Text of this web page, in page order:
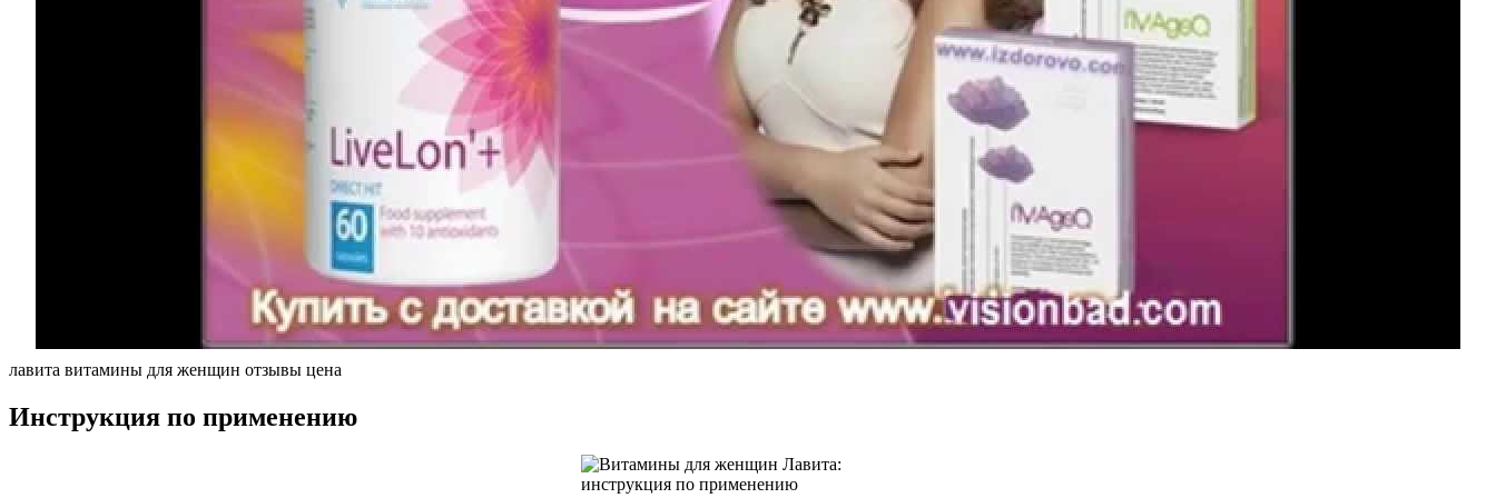
лавита витамины для женщин отзывы цена
Инструкция по применению